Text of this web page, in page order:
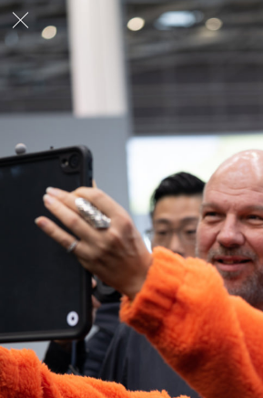
Make the impossible possible.
ウェルネス
個人さま向け製品
Our Company
ご質問やお問合せなどはこちらからお問合せく
ださい。
Copyright © I.S.T Corporation All rights
reserved.